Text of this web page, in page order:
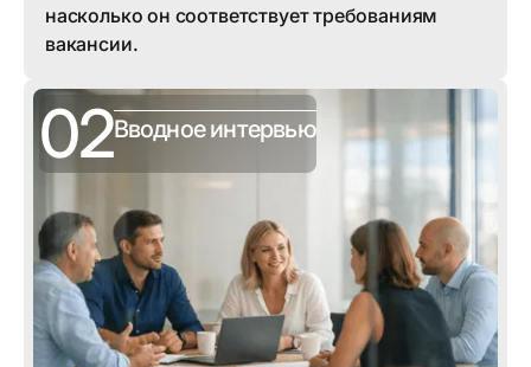
насколько он соответствует требованиям
вакансии.
02Вводное интервью